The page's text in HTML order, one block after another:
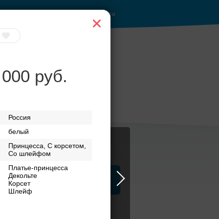
руб.
Россия
белый
Принцесса, С корсетом,
Со шлейфом
Платье-принцесса
Декольте
Корсет
Шлейф
Войти
Рестораны с
ЗАГСы